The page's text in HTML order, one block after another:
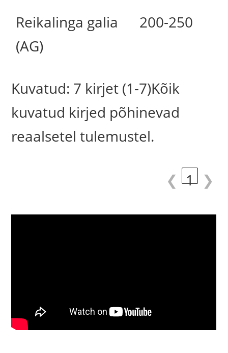
Reikalinga galia
(AG)
200-250
Kuvatud: 7 kirjet (1-7)Kõik
kuvatud kirjed põhinevad
reaalsetel tulemustel.
❮ 1 ❯